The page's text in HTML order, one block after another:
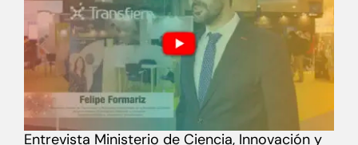
Entrevista Ministerio de Ciencia, Innovación y